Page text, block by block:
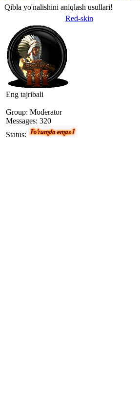
Qibla yo'nalishini aniqlash usullari!
Red-skin
Eng tajribali
Group: Мoderator
Messages: 320
Status: